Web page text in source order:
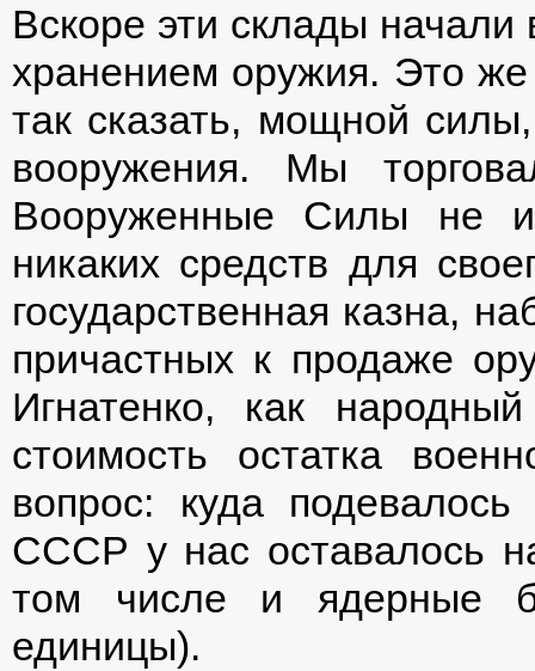
Вскоре эти склады начали
хранением оружия. Это
так сказать, мощной
вооружения. Мы
Вооруженные Силы не
никаких средств для
государственная казна,
причастных к продаже
Игнатенко, как
стоимость остатка
вопрос: куда
СССР у нас оставалось
том числе и ядерные
единицы).